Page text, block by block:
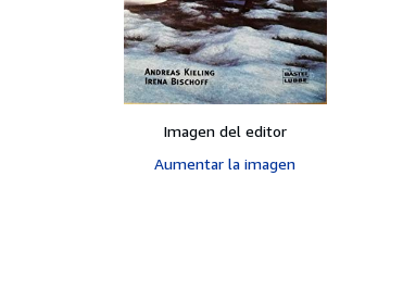
Imagen del editor
Aumentar la imagen